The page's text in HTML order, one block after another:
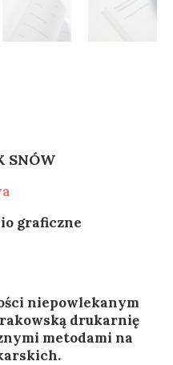
SNÓW
graficzne
niepowlekanym
ą drukarnię
metodami na